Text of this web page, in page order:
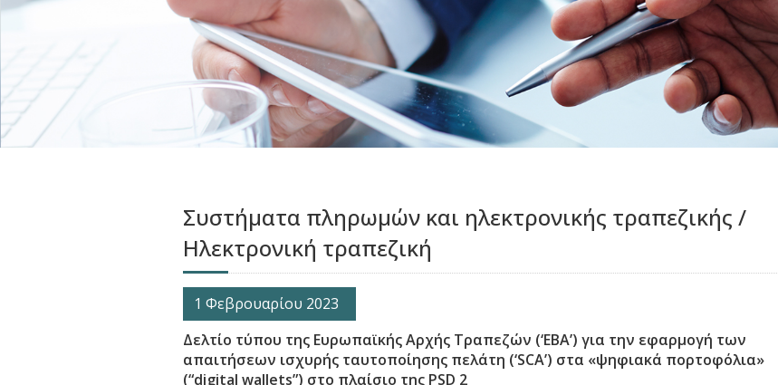
Συστήματα πληρωμών και ηλεκτρονικής τραπεζικής /
Ηλεκτρονική τραπεζική
1 Φεβρουαρίου 2023
Δελτίο τύπου της Ευρωπαϊκής Αρχής Τραπεζών (‘ΕΒΑ’) για την εφαρμογή των
απαιτήσεων ισχυρής ταυτοποίησης πελάτη (‘SCA’) στα «ψηφιακά πορτοφόλια»
(“digital wallets”) στο πλαίσιο της PSD 2